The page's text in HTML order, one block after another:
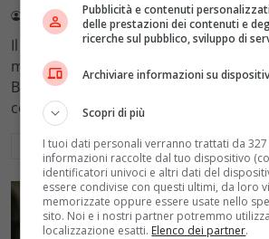
Redazione VelvetMAG 4 Agosto 2026
Il Tribunale di Roma ha fissato
mantenimento figli a 10.900 euro
Blasi, respingendo la richiesta di
conduttrice.
Leggi di più
Pubblicità e contenuti
delle prestazioni dei contenuti e
ricerche sul pubblico, sviluppo di
Archiviare informazioni su
Scopri di più
I tuoi dati personali verranno trattati da
informazioni raccolte dal tuo dispositivo
identificatori univoci e altri dati del
essere condivise con questi ultimi, da loro
memorizzate oppure essere usate nello
sito. Noi e i nostri partner potremmo
localizzazione esatti. Elenco dei partner.